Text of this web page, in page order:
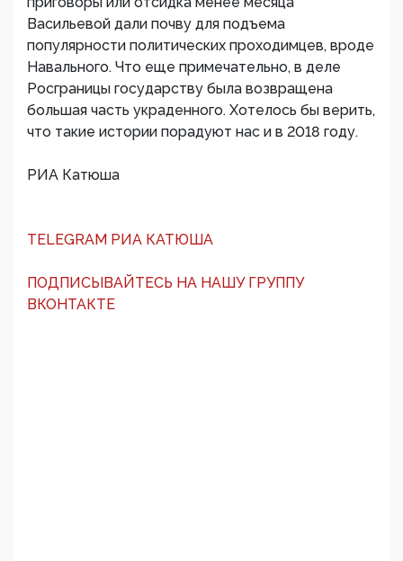
Васильевой дали почву для подъема
популярности политических проходимцев, вроде
Навального. Что еще примечательно, в деле
Росграницы государству была возвращена
большая часть украденного. Хотелось бы верить,
что такие истории порадуют нас и в 2018 году.
РИА Катюша
TELEGRAM РИА КАТЮША
ПОДПИСЫВАЙТЕСЬ НА НАШУ ГРУППУ
ВКОНТАКТЕ